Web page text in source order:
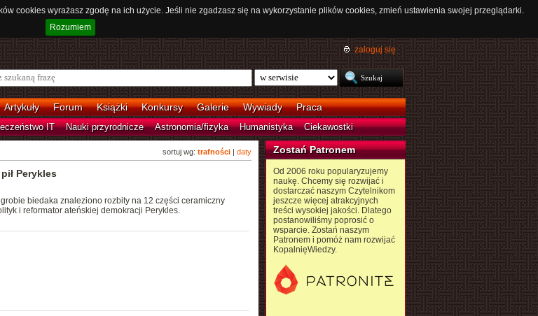
cookies wyrażasz zgodę na ich użycie. Jeśli nie zgadzasz się na wykorzystanie plików cookies, zmień ustawienia swojej przeglądarki.
Rozumiem
zaloguj się
Artykuły Forum Książki Konkursy Galerie Wywiady Praca
IT Nauki przyrodnicze Astronomia/fizyka Humanistyka Ciekawostki
sortuj wg: trafności| daty
Perykles
biedaka znaleziono rozbity na 12 części ceramiczny
i reformator ateńskiej demokracji Perykles.
Zostań Patronem
Od 2006 roku popularyzujemy
naukę. Chcemy się rozwijać i
dostarczać naszym Czytelnikom
jeszcze więcej atrakcyjnych
treści wysokiej jakości. Dlatego
postanowiliśmy poprosić o
wsparcie. Zostań naszym
Patronem i pomóż nam rozwijać
KopalnięWiedzy.